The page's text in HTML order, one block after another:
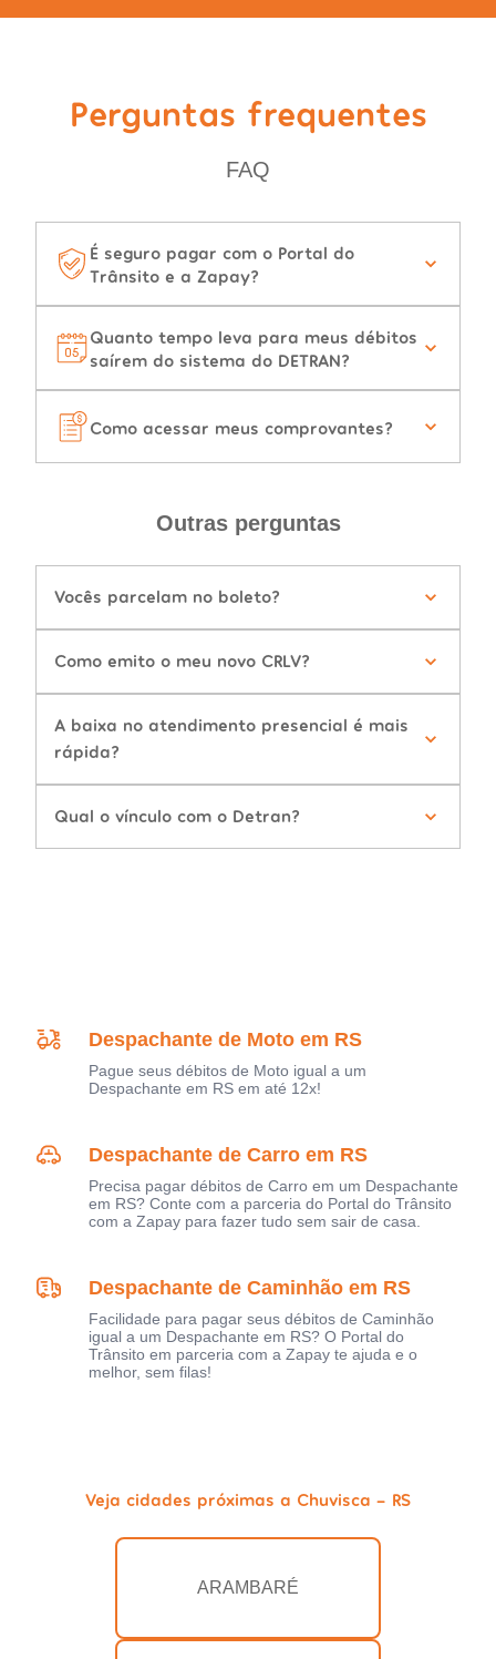
Perguntas frequentes
FAQ
É seguro pagar com o Portal do
Trânsito e a Zapay?
Quanto tempo leva para meus débitos
saírem do sistema do DETRAN?
Como acessar meus comprovantes?
Outras perguntas
Vocês parcelam no boleto?
Como emito o meu novo CRLV?
A baixa no atendimento presencial é mais
rápida?
Qual o vínculo com o Detran?
Despachante de Moto em RS
Pague seus débitos de Moto igual a um
Despachante em RS em até 12x!
Despachante de Carro em RS
Precisa pagar débitos de Carro em um Despachante
em RS? Conte com a parceria do Portal do Trânsito
com a Zapay para fazer tudo sem sair de casa.
Despachante de Caminhão em RS
Facilidade para pagar seus débitos de Caminhão
igual a um Despachante em RS? O Portal do
Trânsito em parceria com a Zapay te ajuda e o
melhor, sem filas!
Veja cidades próximas a Chuvisca - RS
ARAMBARÉ